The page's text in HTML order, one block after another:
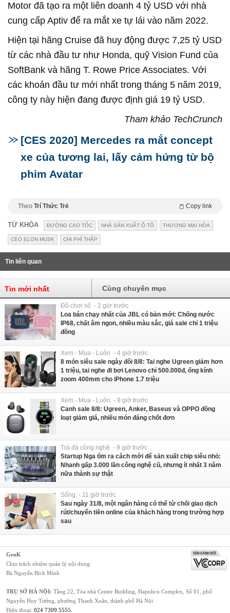
Motor đã tạo ra một liên doanh 4 tỷ USD với nhà
cung cấp Aptiv để ra mắt xe tự lái vào năm 2022.
Hiện tại hãng Cruise đã huy động được 7,25 tỷ USD
từ các nhà đầu tư như Honda, quỹ Vision Fund của
SoftBank và hãng T. Rowe Price Associates. Với
các khoản đầu tư mới nhất trong tháng 5 năm 2019,
công ty này hiện đang được định giá 19 tỷ USD.
Tham khảo TechCrunch
[CES 2020] Mercedes ra mắt concept
xe của tương lai, lấy cảm hứng từ bộ
phim Avatar
Theo Trí Thức Trẻ Copy link
TỪ KHÓA ĐƯỜNG CAO TỐC NHÀ SẢN XUẤT Ô TÔ THƯƠNG MẠI HÓA
CEO ELON MUSK CHI PHÍ THẤP
Tin liên quan
Tin mới nhất Cùng chuyên mục
Đồ chơi số - 2 giờ trước
Loa bán chạy nhất của JBL có bản mới: Chống nước
IP68, chất âm ngon, nhiều màu sắc, giá sale chỉ 1 triệu
đồng
Xem - Mua - Luôn - 4 giờ trước
8 món siêu sale ngày đôi 8/8: Tai nghe Ugreen giảm hơn
1 triệu, tai nghe đi bơi Lenovo chỉ 500.000đ, ống kính
zoom 400mm cho iPhone 1.7 triệu
Xem - Mua - Luôn - 9 giờ trước
Canh sale 8/8: Ugreen, Anker, Baseus và OPPO đồng
loạt giảm giá, nhiều món đáng chốt đơn
Trà đá công nghệ - 9 giờ trước
Startup Nga tìm ra cách mới để sản xuất chip siêu nhỏ:
Nhanh gấp 3.000 lần công nghệ cũ, nhưng ít nhất 3 năm
nữa thành sự thật
Sống - 11 giờ trước
Sau ngày 31/8, một ngân hàng có thể từ chối giao dịch
rút/chuyển tiền online của khách hàng trong trường hợp
sau
GenK
Chịu trách nhiệm quản lý nội dung:
Bà Nguyễn Bích Minh
TRỤ SỞ HÀ NỘI: Tầng 22, Tòa nhà Center Building, Hapulico Complex, Số 01, phố
Nguyễn Huy Tưởng, phường Thanh Xuân, thành phố Hà Nội
Điện thoại: 024 7309 5555